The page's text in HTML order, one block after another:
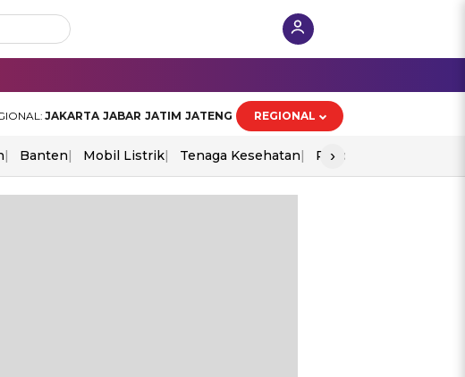
JAKARTA JABAR JATIM JATENG REGIONAL
Banten Mobil Listrik Tenaga Kesehatan Piala Aff 2026
›